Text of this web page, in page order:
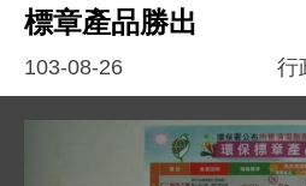
標章產品勝出
103-08-26 行